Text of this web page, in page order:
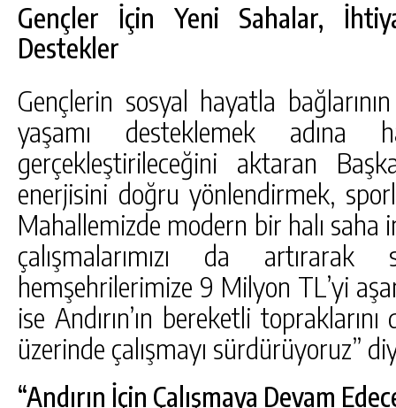
Gençler İçin Yeni Sahalar,
Destekler
Gençlerin sosyal hayatla
yaşamı desteklemek adına
gerçekleştirileceğini aktaran
enerjisini doğru yönlendirmek,
Mahallemizde modern bir halı saha
çalışmalarımızı da artırarak
hemşehrilerimize 9 Milyon TL’yi
ise Andırın’ın bereketli
üzerinde çalışmayı sürdürüyoruz”
“Andırın İçin Çalışmaya Devam